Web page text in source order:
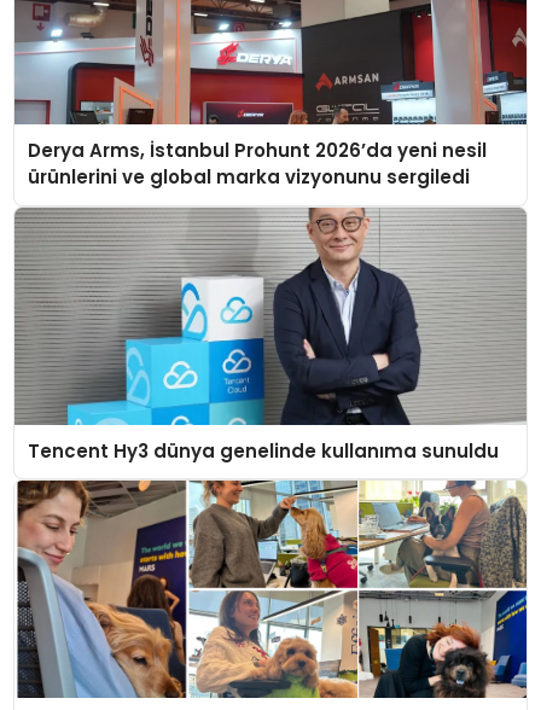
Derya Arms, İstanbul Prohunt 2026’da yeni nesil
ürünlerini ve global marka vizyonunu sergiledi
Tencent Hy3 dünya genelinde kullanıma sunuldu